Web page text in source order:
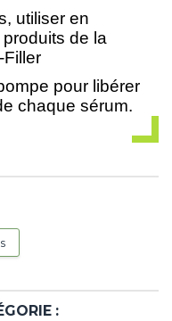
utiliser en
de la
pour libérer
chaque sérum.
: